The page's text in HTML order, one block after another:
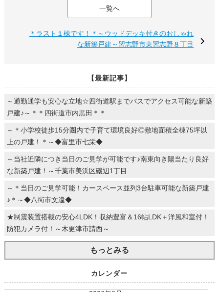
一覧へ
＊ラスト１棟です！＊～ウッドデッキ付きのおしゃれ
な新築戸建～習志野市東習志野８丁目
【最新記事】
～通勤通学も安心な立地☆四街道駅までバスでアクセス可能な新築
戸建♪～＊＊四街道市内黒田＊＊
～＊小学校徒歩15分圏内で子育て環境良好◎敷地面積全棟75坪以
上の戸建！＊～◆富里市七栄◆
～当社近隣につき当日のご見学が可能です♪南東向き陽当たり良好
な新築戸建！～千葉市美浜区磯辺1丁目
～＊当日のご見学可能！カースペース並列3台駐車可能な新築戸建
♪＊～◆八街市文違◆
★制震装置搭載の安心4LDK！収納豊富＆16帖LDK＋洋風和室付！
防犯カメラ付！～木更津市請西～
もっとみる
カレンダー